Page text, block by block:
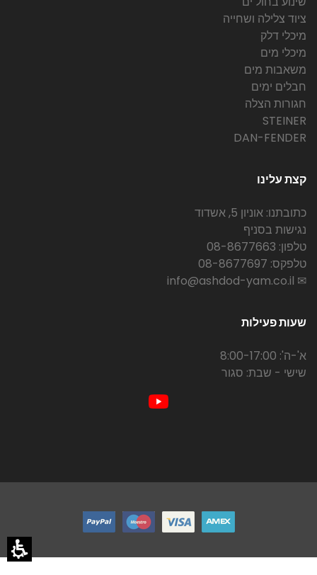
ציוד צלילה ושחייה
מיכלי דלק
מיכלי מים
משאבות מים
חבלים ימים
חגורות הצלה
STEINER
DAN-FENDER
קצת עלינו
כתובתנו: אוניון 5, אשדוד
נגישות בסניף
טלפון: 08-8677663
טלפקס: 08-8677697
✉ info@ashdod-yam.co.il
שעות פעילות
א'-ה': 8:00-17:00
שישי - שבת: סגור